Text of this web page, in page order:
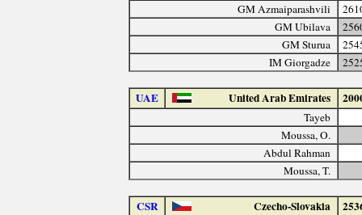
GM Azmaiparashvili
GM Ubilava
GM Sturua
IM Giorgadze
UAE United Arab Emirates
Tayeb
Moussa, O.
Abdul Rahman
Moussa, T.
CSR Czecho-Slovakia